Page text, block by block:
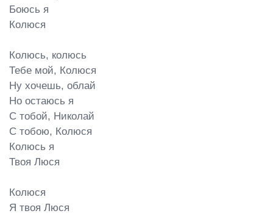
Боюсь я
Колюся
Колюсь, колюсь
Тебе мой, Колюся
Ну хочешь, облай
Но остаюсь я
С тобой, Николай
С тобою, Колюся
Колюсь я
Твоя Люся
Колюся
Я твоя Люся